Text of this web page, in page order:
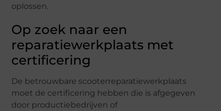
oplossen.
Op zoek naar een
reparatiewerkplaats met
certificering
De betrouwbare scooterreparatiewerkplaats
moet de certificering hebben die is afgegeven
door productiebedrijven of